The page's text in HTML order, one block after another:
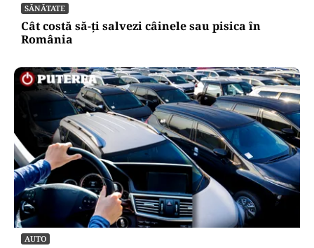
SĂNĂTATE
Cât costă să-ți salvezi câinele sau pisica în
România
AUTO